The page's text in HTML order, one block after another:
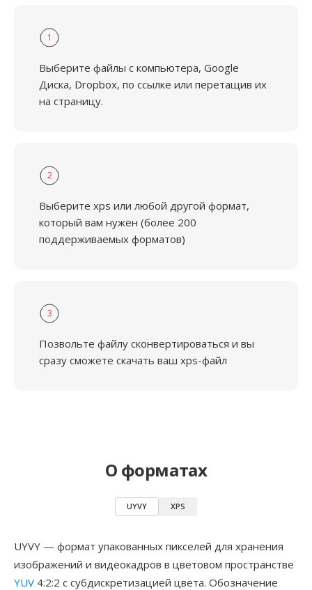
1
Выберите файлы с компьютера, Google
Диска, Dropbox, по ссылке или перетащив их
на страницу.
2
Выберите xps или любой другой формат,
который вам нужен (более 200
поддерживаемых форматов)
3
Позвольте файлу сконвертироваться и вы
сразу сможете скачать ваш xps-файл
О форматах
UYVY XPS
UYVY — формат упакованных пикселей для хранения
изображений и видеокадров в цветовом пространстве
YUV 4:2:2 с субдискретизацией цвета. Обозначение